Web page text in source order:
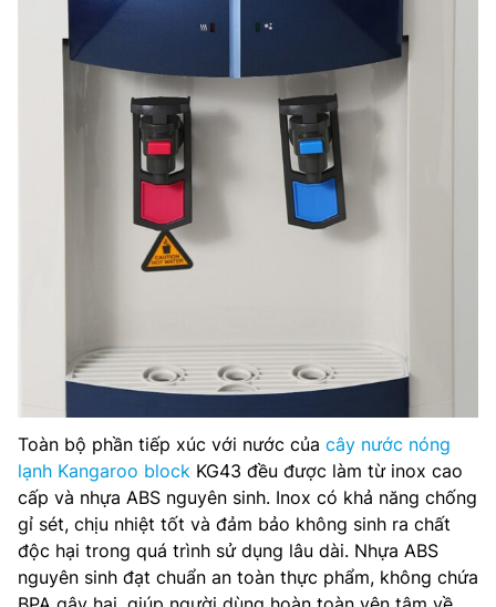
Toàn bộ phần tiếp xúc với nước của cây nước nóng
lạnh Kangaroo block KG43 đều được làm từ inox cao
cấp và nhựa ABS nguyên sinh. Inox có khả năng chống
gỉ sét, chịu nhiệt tốt và đảm bảo không sinh ra chất
độc hại trong quá trình sử dụng lâu dài. Nhựa ABS
nguyên sinh đạt chuẩn an toàn thực phẩm, không chứa